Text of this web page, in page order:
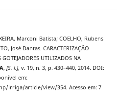
Marconi Batista; COELHO, Rubens
José Dantas. CARACTERIZAÇÃO
UTILIZADOS NA
, [S. l.], v. 19, n. 3, p. 430–440, 2014. DOI:
em:
irriga/article/view/354. Acesso em: 7